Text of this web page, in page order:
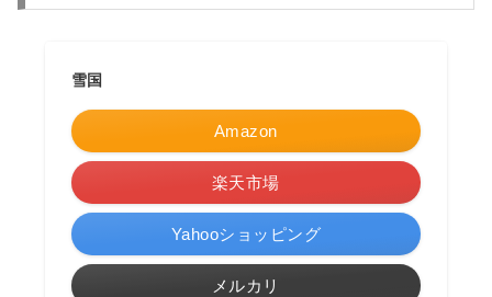
雪国
Amazon
楽天市場
Yahooショッピング
メルカリ